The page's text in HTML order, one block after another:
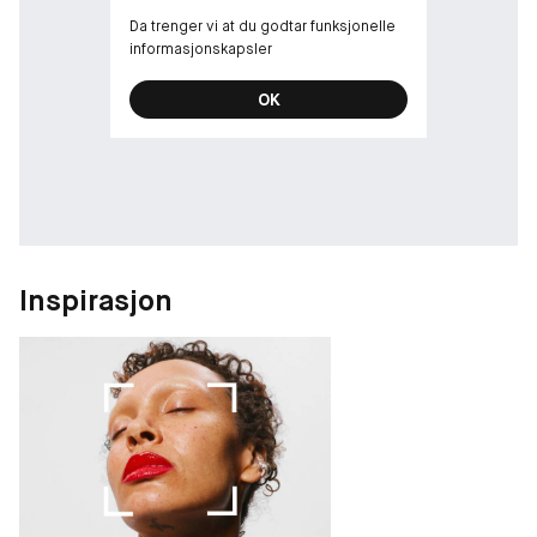
Da trenger vi at du godtar funksjonelle
informasjonskapsler
OK
Inspirasjon